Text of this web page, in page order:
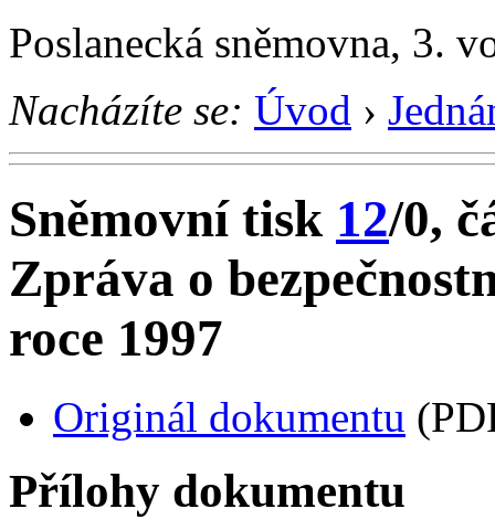
Poslanecká sněmovna, 3.
Nacházíte se: Úvod ›
Sněmovní tisk 12/0,
Zpráva o
roce 1997
Originál dokumentu
Přílohy dokumentu